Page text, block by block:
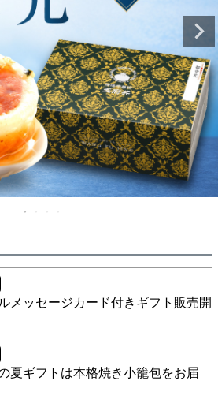
メッセージカード付きギフト販売開
夏ギフトは本格焼き小籠包をお届